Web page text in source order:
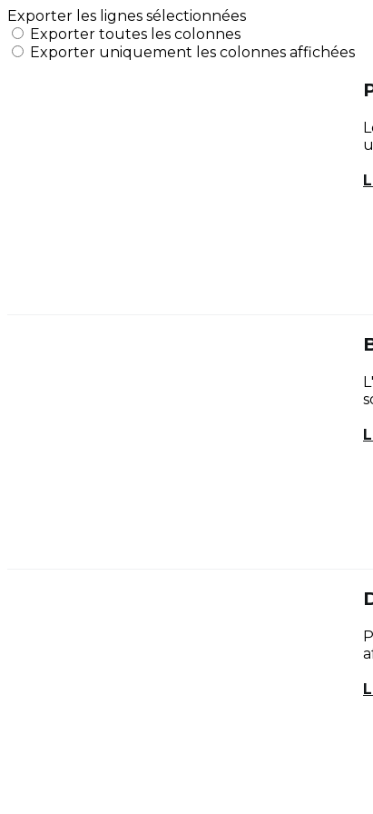
Exporter les lignes sélectionnées
Exporter toutes les colonnes
Exporter uniquement les colonnes affichées